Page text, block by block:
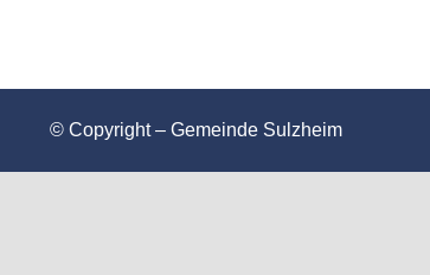
© Copyright – Gemeinde Sulzheim